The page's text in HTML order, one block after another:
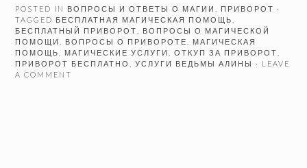
POSTED IN ВОПРОСЫ И ОТВЕТЫ О МАГИИ ПРИВОРОТ ·
TAGGED БЕСПЛАТНАЯ МАГИЧЕСКАЯ ПОМОЩЬ
БЕСПЛАТНЫЙ ПРИВОРОТ
ВОПРОСЫ О МАГИЧЕСКОЙ
ПОМОЩИ
ВОПРОСЫ О ПРИВОРОТЕ
МАГИЧЕСКАЯ
ПОМОЩЬ
МАГИЧЕСКИЕ УСЛУГИ ,ОТКУП ЗА ПРИВОРОТ
ПРИВОРОТ БЕСПЛАТНО
,УСЛУГИ ВЕДЬМЫ АЛИНЫ
· LEAVE
A COMMENT